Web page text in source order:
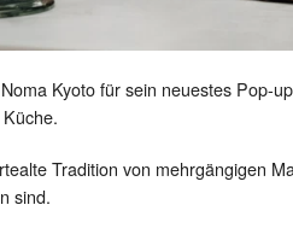
Kyoto für sein neuestes Pop-
Tradition von mehrgängigen
sind.